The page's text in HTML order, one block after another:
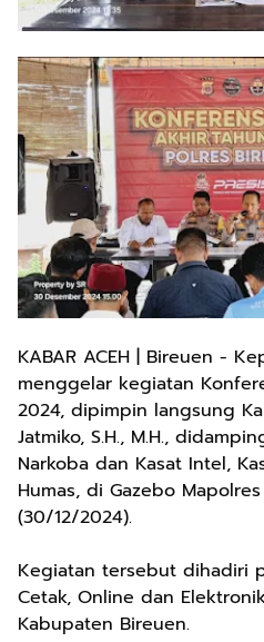
KABAR ACEH | Bireuen -
menggelar kegiatan
2024, dipimpin langsung
Jatmiko, S.H., M.H.,
Narkoba dan Kasat Intel,
Humas, di Gazebo
(30/12/2024).
Kegiatan tersebut dihadiri
Cetak, Online dan
Kabupaten Bireuen.